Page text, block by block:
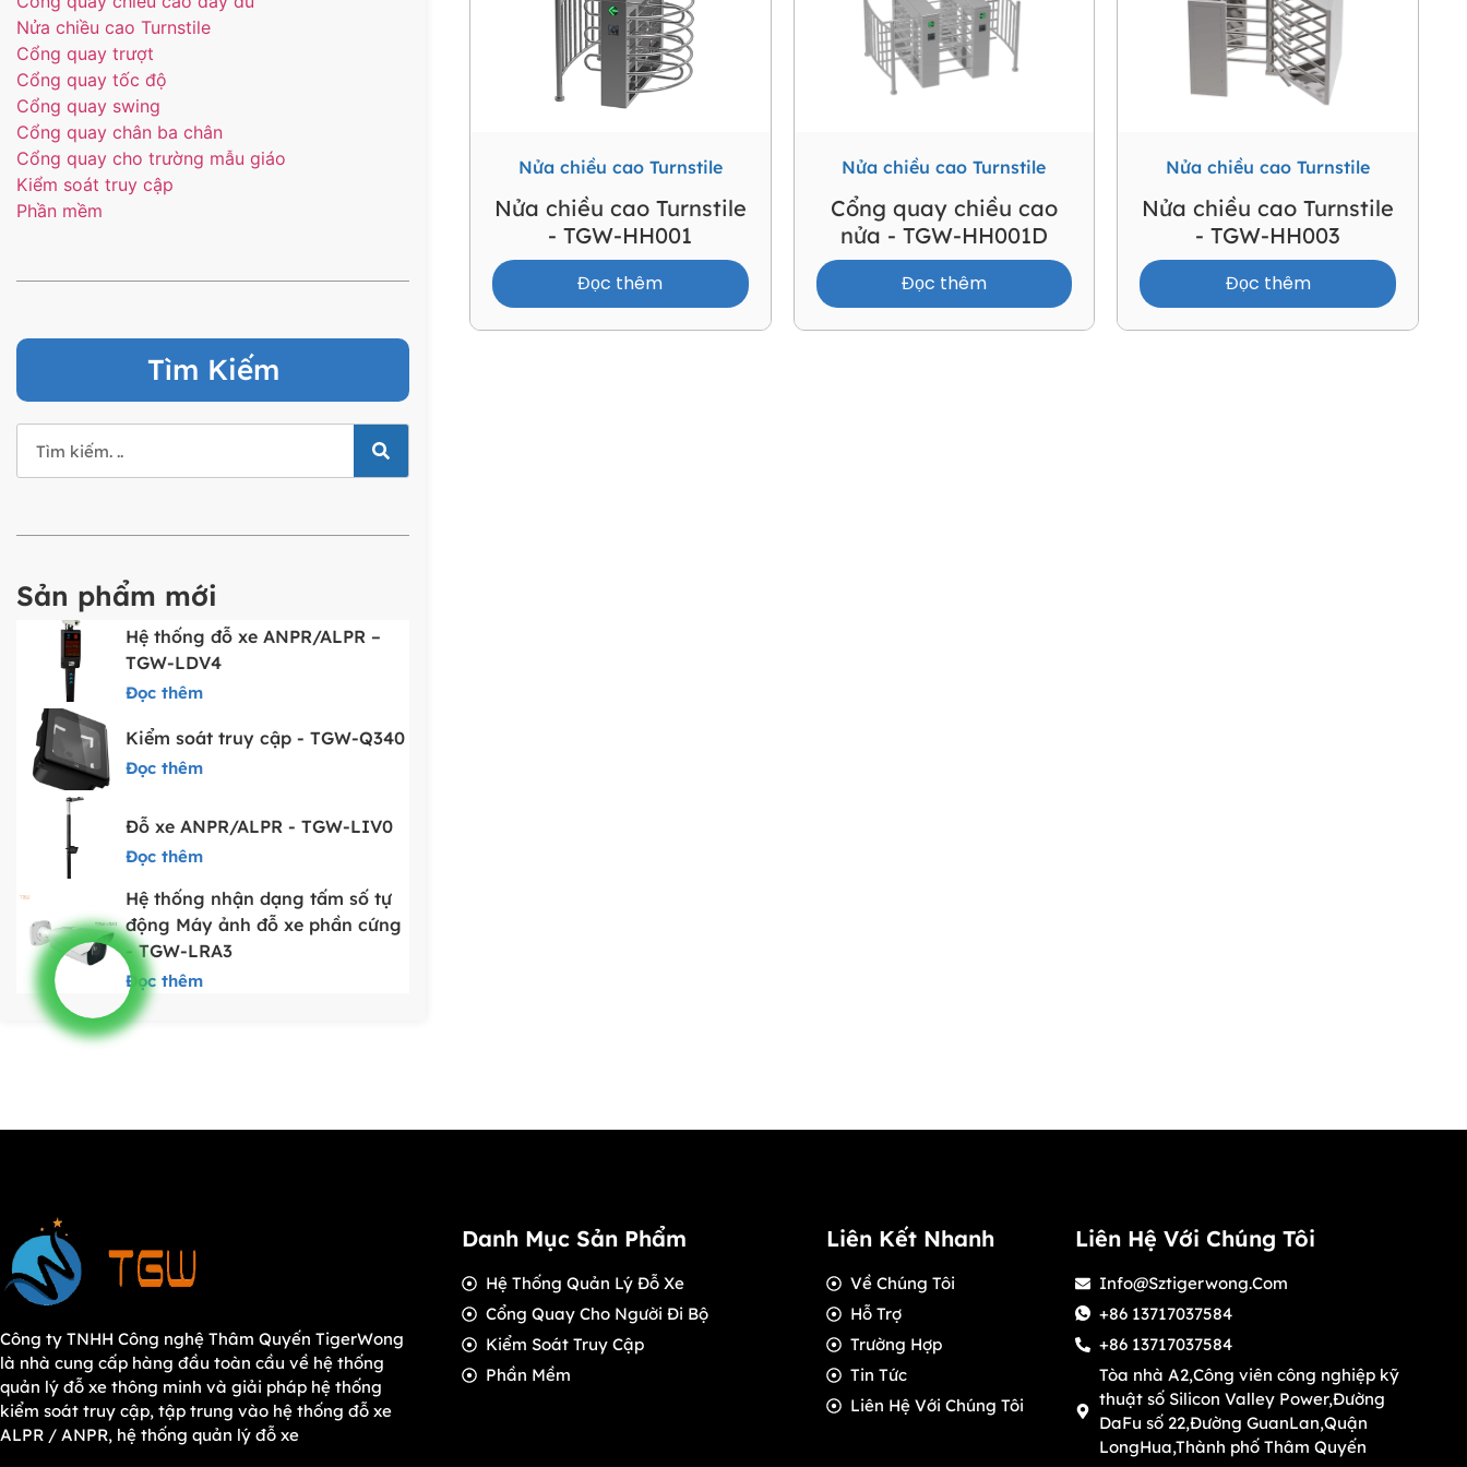
Nửa chiều cao Turnstile
Cổng quay trượt
Cổng quay tốc độ
Cổng quay swing
Cổng quay chân ba chân
Cổng quay cho trường mẫu giáo
Kiểm soát truy cập
Phần mềm
Tìm Kiếm
Sản phẩm mới
Hệ thống đỗ xe ANPR/ALPR –
TGW-LDV4
Đọc thêm
Kiểm soát truy cập - TGW-Q340
Đọc thêm
Đỗ xe ANPR/ALPR - TGW-LIV0
Đọc thêm
Hệ thống nhận dạng tấm số tự
động Máy ảnh đỗ xe phần cứng
- TGW-LRA3
Đọc thêm
Nửa chiều cao Turnstile
Nửa chiều cao Turnstile
- TGW-HH001
Đọc thêm
Nửa chiều cao Turnstile
Cổng quay chiều cao
nửa - TGW-HH001D
Đọc thêm
Nửa chiều cao Turnstile
Nửa chiều cao Turnstile
- TGW-HH003
Đọc thêm
Công ty TNHH Công nghệ Thâm Quyến TigerWong
là nhà cung cấp hàng đầu toàn cầu về hệ thống
quản lý đỗ xe thông minh và giải pháp hệ thống
kiểm soát truy cập, tập trung vào hệ thống đỗ xe
ALPR / ANPR, hệ thống quản lý đỗ xe
Danh Mục Sản Phẩm
Hệ Thống Quản Lý Đỗ Xe
Cổng Quay Cho Người Đi Bộ
Kiểm Soát Truy Cập
Phần Mềm
Liên Kết Nhanh
Về Chúng Tôi
Hỗ Trợ
Trường Hợp
Tin Tức
Liên Hệ Với Chúng Tôi
Liên Hệ Với Chúng Tôi
Info@sztigerwong.com
+86 13717037584
+86 13717037584
Tòa nhà A2,Công viên công nghiệp kỹ
thuật số Silicon Valley Power,Đường
DaFu số 22,Đường GuanLan,Quận
LongHua,Thành phố Thâm Quyến